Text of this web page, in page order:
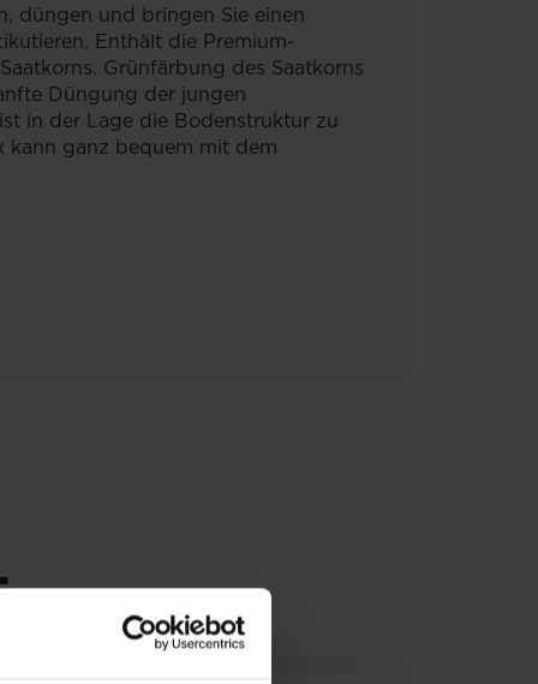
düngen und bringen Sie einen
Enthält die Premium-
Grünfärbung des Saatkorns
Düngung der jungen
in der Lage die Bodenstruktur zu
kann ganz bequem mit dem